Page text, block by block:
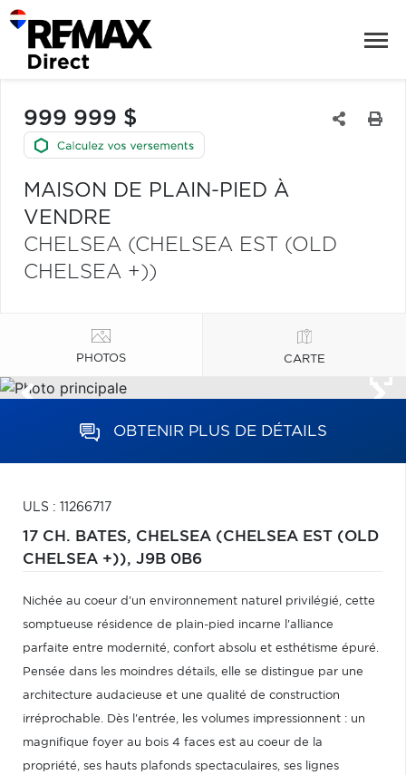
999 999 $
MAISON DE PLAIN-PIED À
VENDRE
CHELSEA (CHELSEA EST (OLD
CHELSEA +))
PHOTOS CARTE
OBTENIR PLUS DE DÉTAILS
ULS : 11266717
17 CH. BATES, CHELSEA (CHELSEA EST (OLD
CHELSEA +)), J9B 0B6
Nichée au coeur d'un environnement naturel privilégié, cette
somptueuse résidence de plain-pied incarne l'alliance
parfaite entre modernité, confort absolu et esthétisme épuré.
Pensée dans les moindres détails, elle se distingue par une
architecture audacieuse et une qualité de construction
irréprochable. Dès l'entrée, les volumes impressionnent : un
magnifique foyer au bois 4 faces est au coeur de la
propriété, ses hauts plafonds spectaculaires, ses lignes